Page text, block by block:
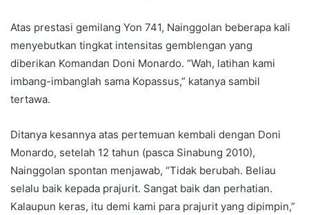
Atas prestasi gemilang Yon 741, Nainggolan beberapa kali
menyebutkan tingkat intensitas gemblengan yang
diberikan Komandan Doni Monardo. “Wah, latihan kami
imbang-imbanglah sama Kopassus,” katanya sambil
tertawa.
Ditanya kesannya atas pertemuan kembali dengan Doni
Monardo, setelah 12 tahun (pasca Sinabung 2010),
Nainggolan spontan menjawab, “Tidak berubah. Beliau
selalu baik kepada prajurit. Sangat baik dan perhatian.
Kalaupun keras, itu demi kami para prajurit yang dipimpin,”